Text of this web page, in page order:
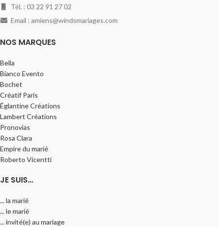
Tél. : 03 22 91 27 02
Email : amiens@windsmariages.com
NOS MARQUES
Bella
Bianco Evento
Bochet
Créatif Paris
Églantine Créations
Lambert Créations
Pronovias
Rosa Clara
Empire du marié
Roberto Vicentti
JE SUIS…
... la marié
... le marié
... invité(e) au mariage